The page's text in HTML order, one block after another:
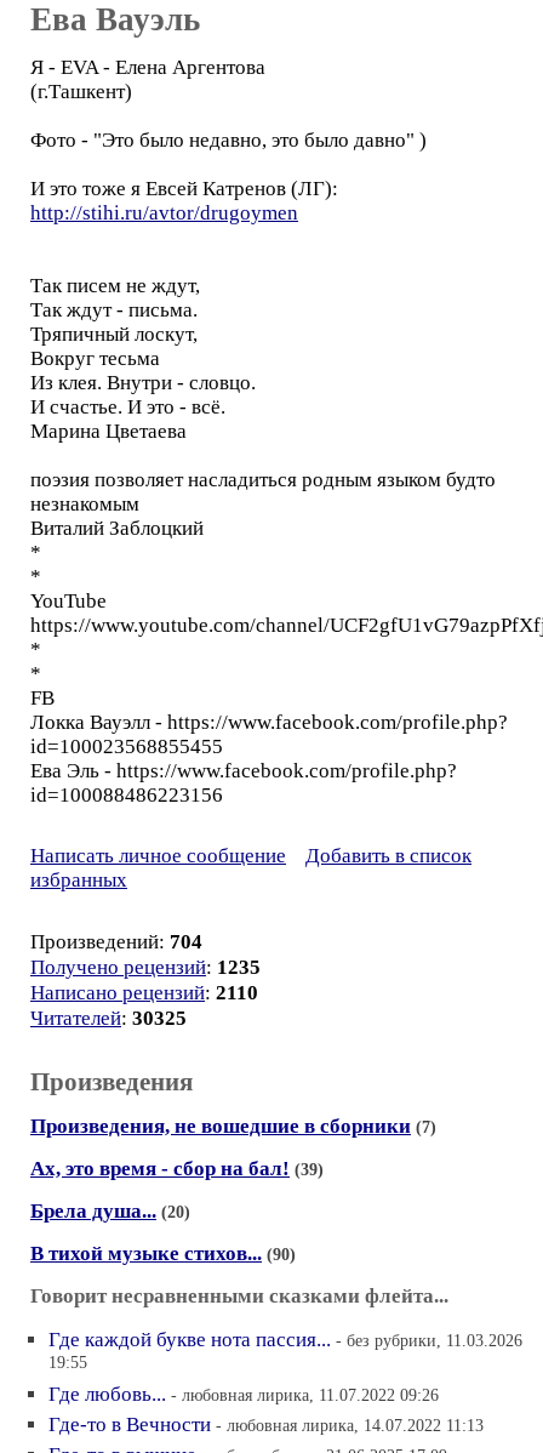
Ева Вауэль
Я - EVA - Елена Аргентова
(г.Ташкент)
Фото - "Это было недавно, это было давно" )
И это тоже я Евсей Катренов (ЛГ):
http://stihi.ru/avtor/drugoymen
Так писем не ждут,
Так ждут - письма.
Тряпичный лоскут,
Вокруг тесьма
Из клея. Внутри - словцо.
И счастье. И это - всё.
Марина Цветаева
поэзия позволяет насладиться родным языком будто
незнакомым
Виталий Заблоцкий
*
*
YouTube
https://www.youtube.com/channel/
*
*
FB
Локка Вауэлл - https://www.facebook.com/profile.php?
id=100023568855455
Ева Эль - https://www.facebook.com/profile.php?
id=100088486223156
Написать личное сообщение
Добавить в список
избранных
Произведений: 704
Получено рецензий: 1235
Написано рецензий: 2110
Читателей: 30325
Произведения
Произведения, не вошедшие в сборники (7)
Ах, это время - сбор на бал! (39)
Брела душа... (20)
В тихой музыке стихов... (90)
Говорит несравненными сказками флейта...
Где каждой букве нота пассия... - без рубрики, 11.03.2026
19:55
Где любовь... - любовная лирика, 11.07.2022 09:26
Где-то в Вечности - любовная лирика, 14.07.2022 11:13